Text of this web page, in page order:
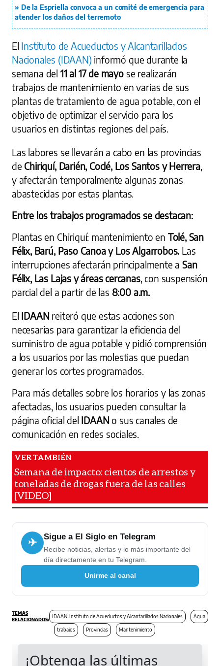
De la Espriella convoca a un comité de emergencia para
atender los daños del terremoto
El Instituto de Acueductos y Alcantarillados
Nacionales (IDAAN) informó que durante la
semana del 11 al 17 de mayose realizarán
trabajos de mantenimiento en varias de sus
plantas de tratamiento de agua potable, con el
objetivo de optimizar el servicio para los
usuarios en distintas regiones del país.
Las labores se llevarán a cabo en las provincias
de Chiriquí, Darién, Coclé, Los Santos y Herrera,
y afectarán temporalmente algunas zonas
abastecidas por estas plantas.
Entre los trabajos programados se destacan:
Plantas en Chiriquí: mantenimiento en Tolé, San
Félix, Barú, Paso Canoa y Los Algarrobos. Las
interrupciones afectarán principalmente aSan
Félix, Las Lajas y áreas cercanas, con suspensión
parcial del a partir de las 8:00 a.m.
El IDAAN reiteró que estas acciones son
necesarias para garantizar la eficiencia del
suministro de agua potable y pidió comprensión
a los usuarios por las molestias que puedan
generar los cortes programados.
Para más detalles sobre los horarios y las zonas
afectadas, los usuarios pueden consultar la
página oficial del IDAANo sus canales de
comunicación en redes sociales.
Semana de impacto: cientos de arrestos y
toneladas de drogas fuera de las calles
[VIDEO]
✈ Sigue a El Siglo en Telegram
Recibe noticias, alertas y lo más importante del
día directamente en tu Telegram.
Unirme al canal
IDAAN: Instituto de Acueductos y Alcantarillados Nacionales Agua
trabajos Provincias Mantenimiento